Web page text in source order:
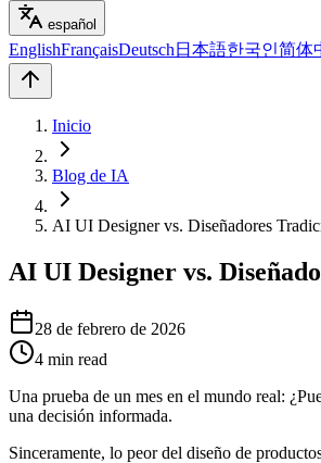
español
EnglishFrançaisDeutsch 日本語한국인简体
Inicio
Blog de IA
AI UI Designer vs. Diseñadores
AI UI Designer vs.
28 de febrero de 2026
4 min read
Una prueba de un mes en el mundo real:
una decisión informada.
Sinceramente, lo peor del diseño de